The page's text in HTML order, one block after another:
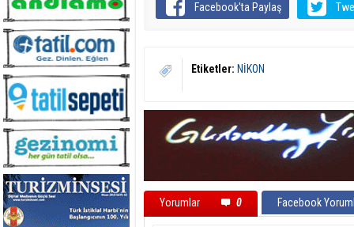
Facebook'ta Paylaş
Etiketler: NİKON
Yorumlar 0 Facebook